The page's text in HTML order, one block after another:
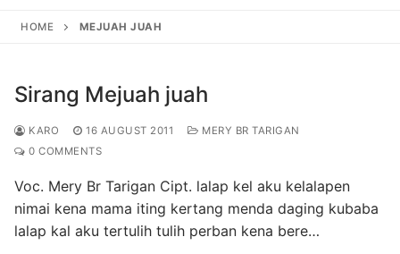
HOME MEJUAH JUAH
Sirang Mejuah juah
KARO 16 AUGUST 2011
MERY BR TARIGAN
0 COMMENTS
Voc. Mery Br Tarigan Cipt. lalap kel aku kelalapen
nimai kena mama iting kertang menda daging kubaba
lalap kal aku tertulih tulih perban kena bere…